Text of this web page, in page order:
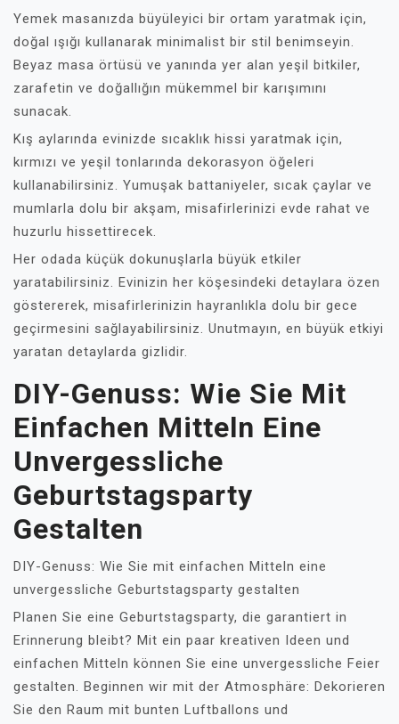
Yemek masanızda büyüleyici bir ortam yaratmak için,
doğal ışığı kullanarak minimalist bir stil benimseyin.
Beyaz masa örtüsü ve yanında yer alan yeşil bitkiler,
zarafetin ve doğallığın mükemmel bir karışımını
sunacak.
Kış aylarında evinizde sıcaklık hissi yaratmak için,
kırmızı ve yeşil tonlarında dekorasyon öğeleri
kullanabilirsiniz. Yumuşak battaniyeler, sıcak çaylar ve
mumlarla dolu bir akşam, misafirlerinizi evde rahat ve
huzurlu hissettirecek.
Her odada küçük dokunuşlarla büyük etkiler
yaratabilirsiniz. Evinizin her köşesindeki detaylara özen
göstererek, misafirlerinizin hayranlıkla dolu bir gece
geçirmesini sağlayabilirsiniz. Unutmayın, en büyük etkiyi
yaratan detaylarda gizlidir.
DIY-Genuss: Wie Sie Mit
Einfachen Mitteln Eine
Unvergessliche
Geburtstagsparty
Gestalten
DIY-Genuss: Wie Sie mit einfachen Mitteln eine
unvergessliche Geburtstagsparty gestalten
Planen Sie eine Geburtstagsparty, die garantiert in
Erinnerung bleibt? Mit ein paar kreativen Ideen und
einfachen Mitteln können Sie eine unvergessliche Feier
gestalten. Beginnen wir mit der Atmosphäre: Dekorieren
Sie den Raum mit bunten Luftballons und